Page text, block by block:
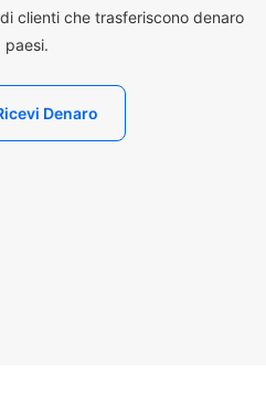
clienti che trasferiscono denaro
paesi.
Denaro